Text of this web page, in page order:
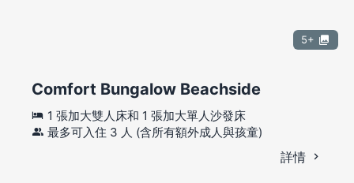
5+
Comfort Bungalow Beachside
1 張加大雙人床和 1 張加大單人沙發床
最多可入住 3 人 (含所有額外成人與孩童)
詳情